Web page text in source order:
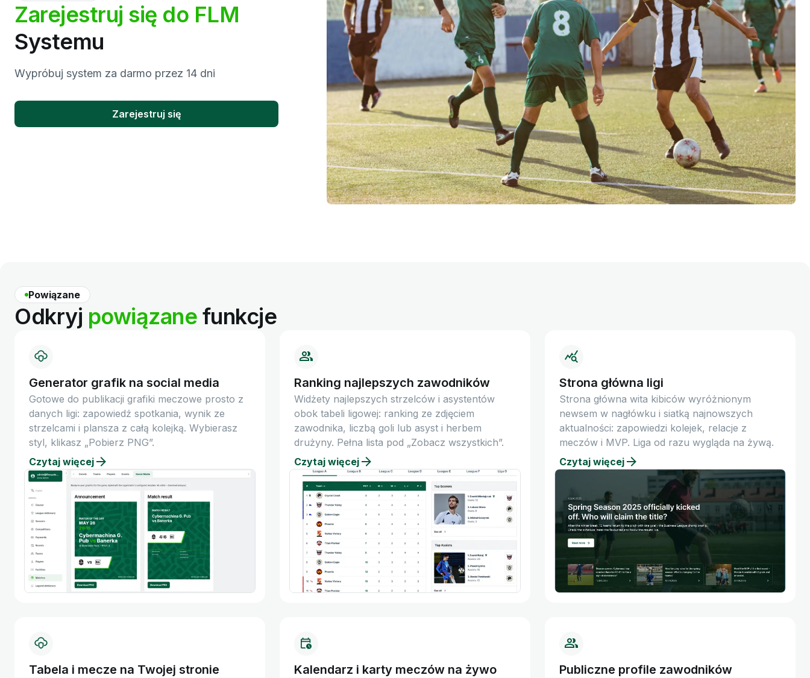
Zarejestruj się do FLM
Systemu
Wypróbuj system za darmo przez 14 dni
Zarejestruj się
Powiązane
Odkryj powiązane funkcje
Generator grafik na social media
Gotowe do publikacji grafiki meczowe prosto z
danych ligi: zapowiedź spotkania, wynik ze
strzelcami i plansza z całą kolejką. Wybierasz
styl, klikasz „Pobierz PNG”.
Czytaj więcej
Ranking najlepszych zawodników
Widżety najlepszych strzelców i asystentów
obok tabeli ligowej: ranking ze zdjęciem
zawodnika, liczbą goli lub asyst i herbem
drużyny. Pełna lista pod „Zobacz wszystkich”.
Czytaj więcej
Strona główna ligi
Strona główna wita kibiców wyróżnionym
newsem w nagłówku i siatką najnowszych
aktualności: zapowiedzi kolejek, relacje z
meczów i MVP. Liga od razu wygląda na żywą.
Czytaj więcej
Tabela i mecze na Twojej stronie Kalendarz i karty meczów na żywo Publiczne profile zawodników